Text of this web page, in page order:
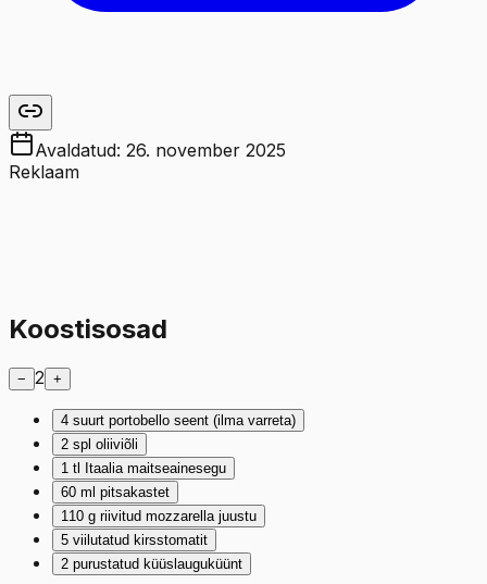
Avaldatud: 26. november 2025
Reklaam
Koostisosad
− 2 +
4 suurt portobello seent (ilma varreta)
2 spl oliiviõli
1 tl Itaalia maitseainesegu
60 ml pitsakastet
110 g riivitud mozzarella juustu
5 viilutatud kirsstomatit
2 purustatud küüslauguküünt